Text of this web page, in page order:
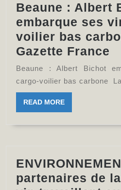
Beaune : Albert
embarque ses
voilier bas
Gazette France
:
Beaune : Albert Bichot
cargo-voilier bas carbone
READ MOREREAD
MORE
partenaires de